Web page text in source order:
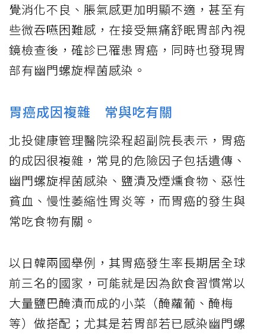
覺消化不良、脹氣感更加明顯不適，甚至有
些微吞嚥困難感，在接受無痛舒眠胃部內視
鏡檢查後，確診已罹患胃癌，同時也發現胃
部有幽門螺旋桿菌感染。
胃癌成因複雜 常與吃有關
北投健康管理醫院梁程超副院長表示，胃癌
的成因很複雜，常見的危險因子包括遺傳、
幽門螺旋桿菌感染、鹽漬及煙燻食物、惡性
貧血、慢性萎縮性胃炎等，而胃癌的發生與
常吃食物有關。
以日韓兩國舉例，其胃癌發生率長期居全球
前三名的國家，可能就是因為飲食習慣常以
大量鹽巴醃漬而成的小菜（醃蘿葡、醃梅
等）做搭配；尤其是若胃部若已感染幽門螺